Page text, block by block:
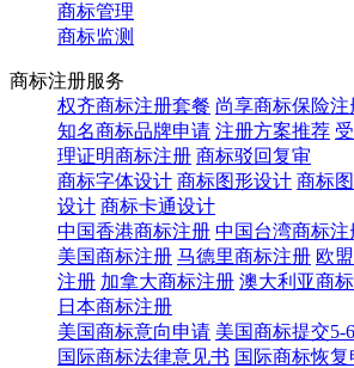
商标管理
商标监测
商标注册服务
权齐商标注册套餐 尚享商标保险注
知名商标品牌申请 注册方案推荐
理证明商标注册 商标驳回复审
商标字体设计 商标图形设计 商标
设计 商标卡通设计
中国香港商标注册 中国台湾商标注
美国商标注册 马德里商标注册 欧
注册 加拿大商标注册 澳大利亚商
日本商标注册
美国商标意向申请 美国商标提交5-
国际商标法律意见书 国际商标恢复